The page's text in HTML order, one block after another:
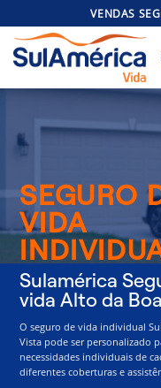
to
content
VENDAS
SEGURO
VIDA
Sulamérica
vida Alto da
O seguro de vida individual
Vista pode ser personalizado
necessidades individuais de
diferentes coberturas e